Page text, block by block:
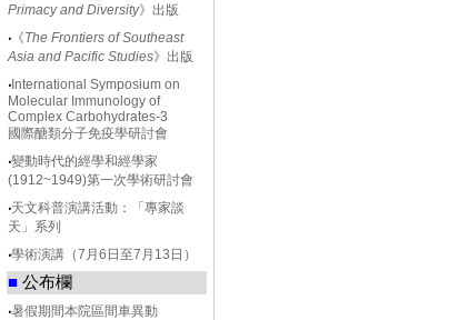
Primacy and Diversity》出版
‧ 《The Frontiers of Southeast
Asia and Pacific Studies》出版
‧ International Symposium on
Molecular Immunology of
Complex Carbohydrates-3
國際醣類分子免疫學研討會
‧變動時代的經學和經學家
(1912~1949)第一次學術研討會
‧天文科普演講活動：「專家談
天」系列
‧學術演講（7月6日至7月13日）
■ 公布欄
‧暑假期間本院區間車異動